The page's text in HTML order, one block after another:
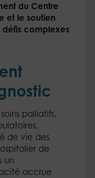
du Centre
et le soutien
défis complexes
palliatifs,
de vie des
de
un
accrue